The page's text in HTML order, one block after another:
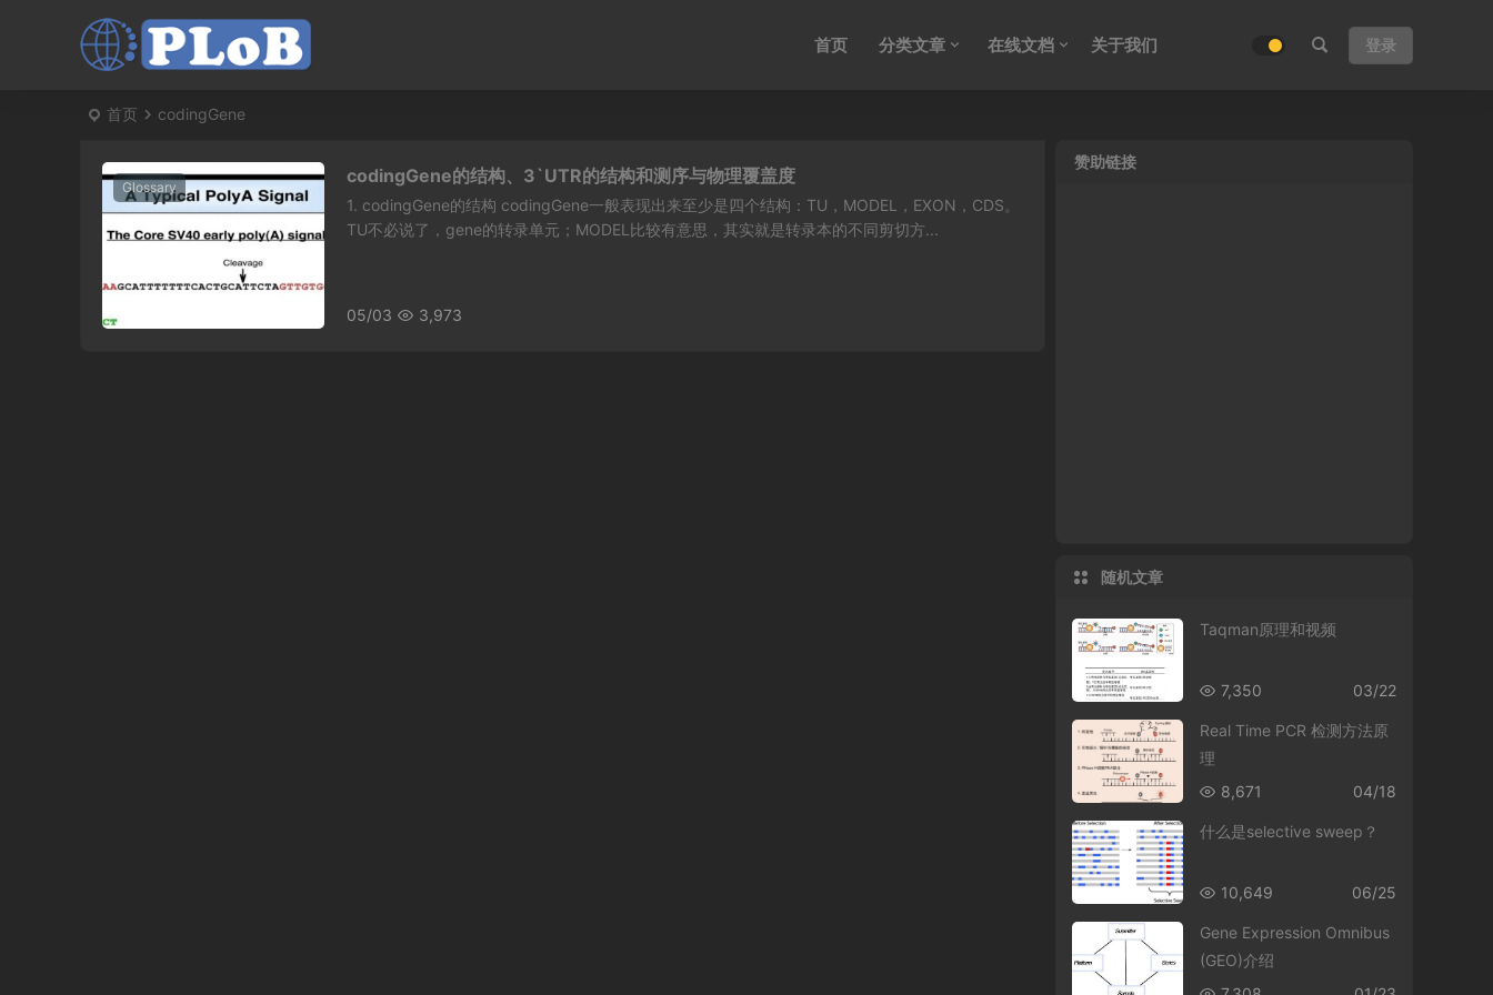
首页 分类文章 在线文档 关于我们 登录
首页 codingGene
Glossary
codingGene的结构、3`UTR的结构和测序与物理覆盖度
1. codingGene的结构 codingGene一般表现出来至少是四个结构：TU，MODEL，EXON，CDS。
TU不必说了，gene的转录单元；MODEL比较有意思，其实就是转录本的不同剪切方...
05/03 3,973
赞助链接
随机文章
Taqman原理和视频
03/22
7,350
Real Time PCR 检测方法原
理
04/18
8,671
什么是selective sweep？
06/25
10,649
Gene Expression Omnibus
(GEO)介绍